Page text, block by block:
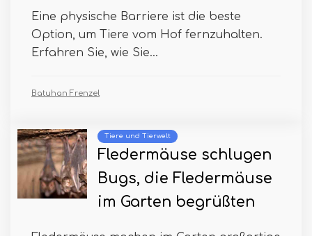
Eine physische Barriere ist die beste
Option, um Tiere vom Hof ​​fernzuhalten.
Erfahren Sie, wie Sie...
Batuhan Frenzel
Tiere und Tierwelt
Fledermäuse schlugen
Bugs, die Fledermäuse
im Garten begrüßten